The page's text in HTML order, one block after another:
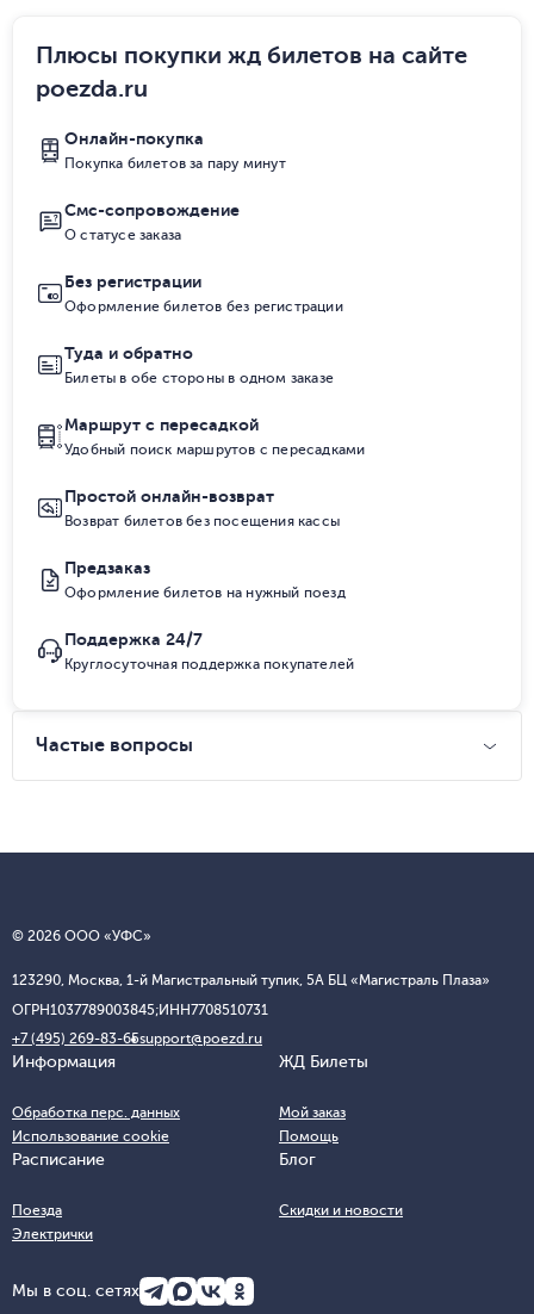
Плюсы покупки жд билетов на сайте
poezda.ru
Онлайн-покупка
Покупка билетов за пару минут
Смс-сопровождение
О статусе заказа
Без регистрации
Оформление билетов без регистрации
Туда и обратно
Билеты в обе стороны в одном заказе
Маршрут с пересадкой
Удобный поиск маршрутов с пересадками
Простой онлайн-возврат
Возврат билетов без посещения кассы
Предзаказ
Оформление билетов на нужный поезд
Поддержка 24/7
Круглосуточная поддержка покупателей
Частые вопросы
© 2026 ООО «УФС»
123290, Москва, 1-й Магистральный тупик, 5А БЦ «Магистраль Плаза»
ОГРН1037789003845;ИНН7708510731
+7 (495) 269-83-65support@poezd.ru
Информация
Обработка перс. данных
Использование cookie
ЖД Билеты
Мой заказ
Помощь
Расписание
Поезда
Электрички
Блог
Скидки и новости
Мы в соц. сетях